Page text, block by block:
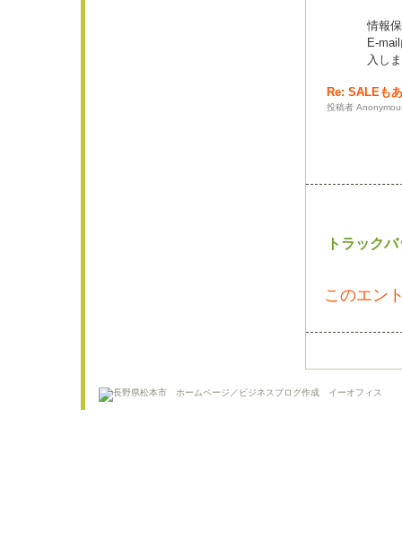
情報
E-
入し
Re: SALEも
投稿者
トラック
このエン